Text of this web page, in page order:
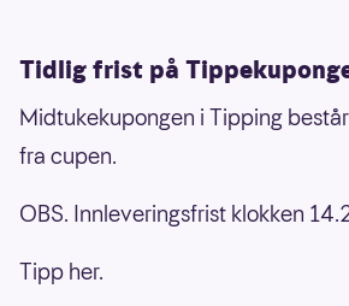
Tidlig frist på
Midtukekupongen i Tipping
fra cupen.
OBS. Innleveringsfrist klokken
Tipp her.